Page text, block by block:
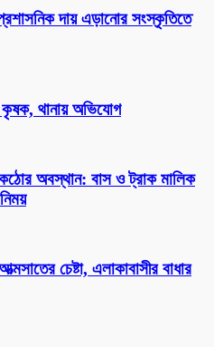
দায় এড়ানোর সংস্কৃতিতে
কৃষক, থানায় অভিযোগ
কঠোর অবস্থান: বাস ও ট্রাক মালিক
চেষ্টা, এলাকাবাসীর বাধার